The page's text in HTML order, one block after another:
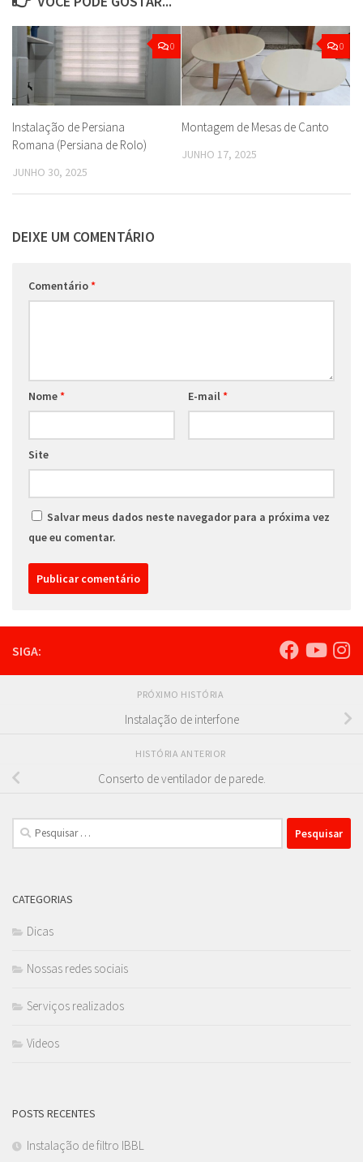
0
Instalação de Persiana
Romana (Persiana de Rolo)
JUNHO 30, 2025
0
Montagem de Mesas de Canto
JUNHO 17, 2025
DEIXE UM COMENTÁRIO
Comentário*
Nome* E-mail*
Site
Salvar meus dados neste navegador para a próxima vez
que eu comentar.
SIGA:
PRÓXIMO HISTÓRIA
Instalação de interfone
HISTÓRIA ANTERIOR
Conserto de ventilador de parede.
Pesquisar
por:
CATEGORIAS
Dicas
Nossas redes sociais
Serviços realizados
Videos
POSTS RECENTES
Instalação de filtro IBBL